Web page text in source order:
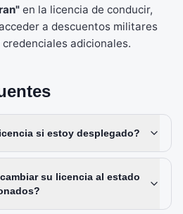
en la licencia de conducir,
a descuentos militares
adicionales.
si estoy desplegado?
su licencia al estado